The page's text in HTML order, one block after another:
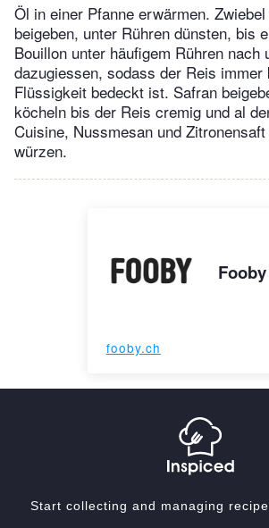
Öl in einer Pfanne erwärmen.
beigeben, unter Rühren dünsten, bis
Bouillon unter häufigem Rühren nach
dazugiessen, sodass der Reis immer
Flüssigkeit bedeckt ist. Safran
köcheln bis der Reis cremig und al
Cuisine, Nussmesan und
würzen.
fooby.ch
Start collecting and managing